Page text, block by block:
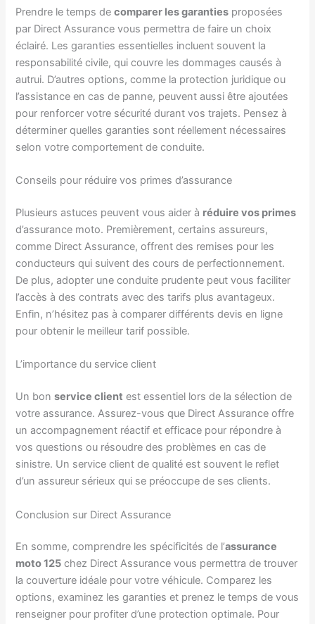
Prendre le temps decomparer les garanties proposées
par Direct Assurance vous permettra de faire un choix
éclairé. Les garanties essentielles incluent souvent la
responsabilité civile, qui couvre les dommages causés à
autrui. D’autres options, comme la protection juridique ou
l’assistance en cas de panne, peuvent aussi être ajoutées
pour renforcer votre sécurité durant vos trajets. Pensez à
déterminer quelles garanties sont réellement nécessaires
selon votre comportement de conduite.
Conseils pour réduire vos primes d’assurance
Plusieurs astuces peuvent vous aider à réduire vos primes
d’assurance moto. Premièrement, certains assureurs,
comme Direct Assurance, offrent des remises pour les
conducteurs qui suivent des cours de perfectionnement.
De plus, adopter une conduite prudente peut vous faciliter
l’accès à des contrats avec des tarifs plus avantageux.
Enfin, n’hésitez pas à comparer différents devis en ligne
pour obtenir le meilleur tarif possible.
L’importance du service client
Un bonservice client est essentiel lors de la sélection de
votre assurance. Assurez-vous que Direct Assurance offre
un accompagnement réactif et efficace pour répondre à
vos questions ou résoudre des problèmes en cas de
sinistre. Un service client de qualité est souvent le reflet
d’un assureur sérieux qui se préoccupe de ses clients.
Conclusion sur Direct Assurance
En somme, comprendre les spécificités de l’assurance
moto 125 chez Direct Assurance vous permettra de trouver
la couverture idéale pour votre véhicule. Comparez les
options, examinez les garanties et prenez le temps de vous
renseigner pour profiter d’une protection optimale. Pour